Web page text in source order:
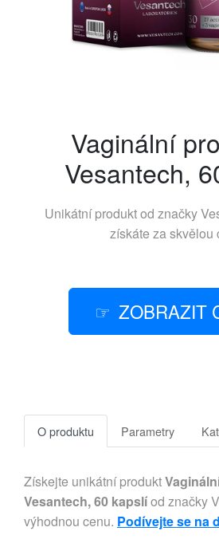
Vaginální
Vesantech,
Unikátní produkt od značky
získáte za skvělou
ZOBRAZIT
O produktu Parametry
Získejte unikátní produkt
Vesantech, 60 kapslíod značky
výhodnou cenu. Podívejte se na